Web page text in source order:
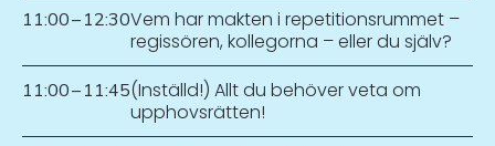
11:00–12:30Vem har makten i repetitionsrummet –
regissören, kollegorna – eller du själv?
11:00–11:45(Inställd!) Allt du behöver veta om
upphovsrätten!